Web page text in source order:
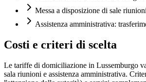
Messa a disposizione di sale
Assistenza amministrativa:
Costi e criteri di scelta
Le tariffe di domiciliazione in Lussemburgo
sala riunioni e assistenza amministrativa.